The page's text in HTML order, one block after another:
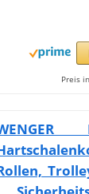
Preis